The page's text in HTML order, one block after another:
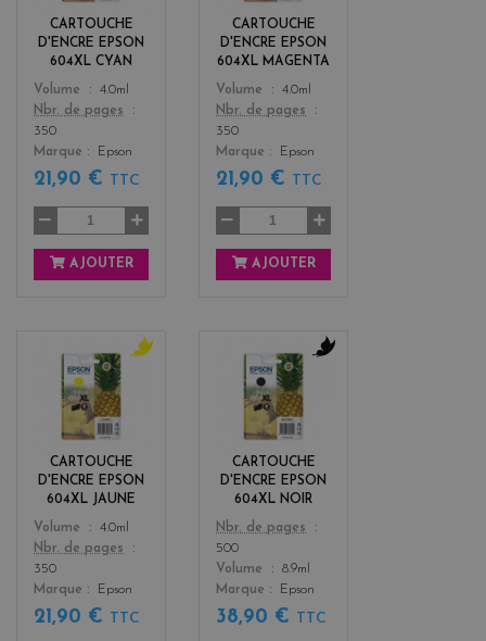
CARTOUCHE
D'ENCRE EPSON
604XL CYAN
Color
Volume
4.0ml
Nbr. de pages
350
Marque
Epson
21,90 € TTC
AJOUTER
CARTOUCHE
D'ENCRE EPSON
604XL MAGENTA
Color
n
t
a
Volume
4.0ml
Nbr. de pages
350
Marque
Epson
21,90 € TTC
AJOUTER
CARTOUCHE
D'ENCRE EPSON
604XL JAUNE
Color
o
w
Volume
4.0ml
Nbr. de pages
350
Marque
Epson
21,90 € TTC
CARTOUCHE
D'ENCRE EPSON
604XL NOIR
Color
k
Nbr. de pages
500
Volume
8.9ml
Marque
Epson
38,90 € TTC